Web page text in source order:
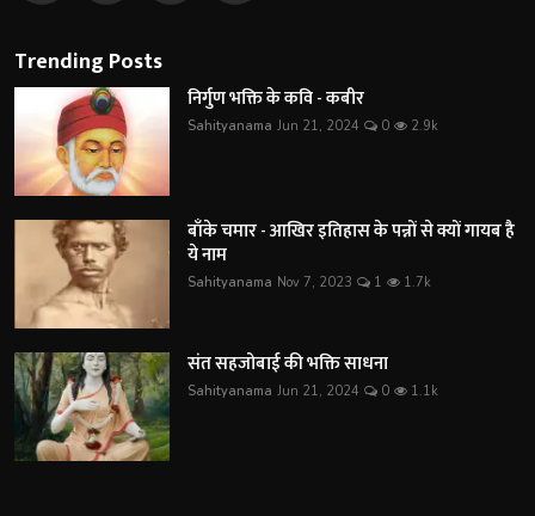
Trending Posts
निर्गुण भक्ति के कवि - कबीर
Sahityanama Jun 21, 2024 0 2.9k
बाँके चमार - आखिर इतिहास के पन्नों से क्यों गायब है
ये नाम
Sahityanama Nov 7, 2023 1 1.7k
संत सहजोबाई की भक्ति साधना
Sahityanama Jun 21, 2024 0 1.1k